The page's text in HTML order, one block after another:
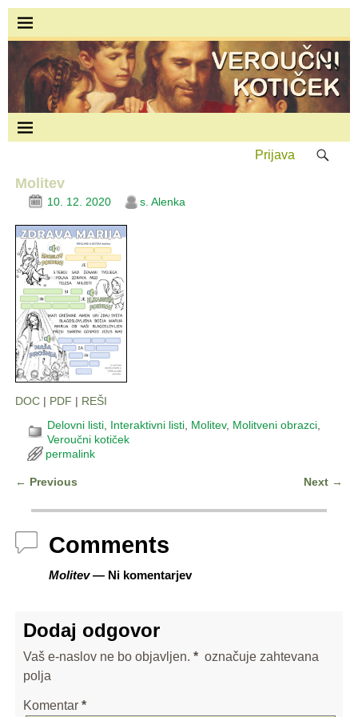
Prijava
Molitev
10. 12. 2020 s. Alenka
DOC| PDF | REŠI
Delovni listi, Interaktivni listi, Molitev, Molitveni obrazci,
Veroučni kotiček
permalink
← Previous Next →
Comments
Molitev— Ni komentarjev
Dodaj odgovor
Vaš e-naslov ne bo objavljen. * označuje zahtevana
polja
Komentar *